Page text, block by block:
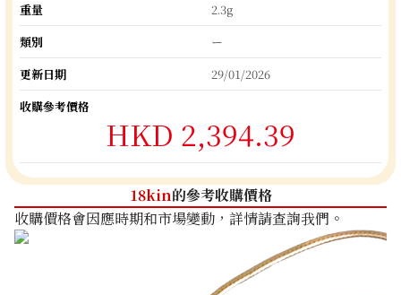
重量
2.3g
類別
ー
更新日期
29/01/2026
收購參考價格
HKD 2,394.39
18kin的參考收購價格
收購價格會因應時期和市場變動，詳情請查詢我們。